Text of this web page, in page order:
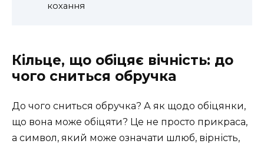
кохання
Кільце, що обіцяє вічність: до
чого сниться обручка
До чого сниться обручка? А як щодо обіцянки,
що вона може обіцяти? Це не просто прикраса,
а символ, який може означати шлюб, вірність,